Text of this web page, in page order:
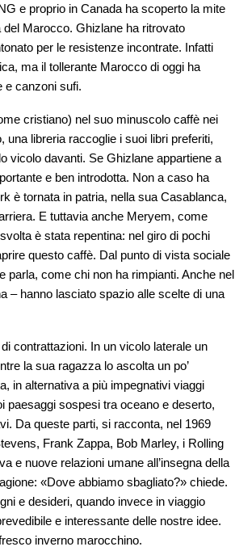
e proprio in Canada ha scoperto la mite
del Marocco. Ghizlane ha ritrovato
per le resistenze incontrate. Infatti
ma il tollerante Marocco di oggi ha
e canzoni sufi.
cristiano) nel suo minuscolo caffè nei
libreria raccoglie i suoi libri preferiti,
vicolo davanti. Se Ghizlane appartiene a
e ben introdotta. Non a caso ha
è tornata in patria, nella sua Casablanca,
E tuttavia anche Meryem, come
è stata repentina: nel giro di pochi
questo caffè. Dal punto di vista sociale
come chi non ha rimpianti. Anche nel
– hanno lasciato spazio alle scelte di una
contrattazioni. In un vicolo laterale un
la sua ragazza lo ascolta un po’
in alternativa a più impegnativi viaggi
paesaggi sospesi tra oceano e deserto,
Da queste parti, si racconta, nel 1969
Frank Zappa, Bob Marley, i Rolling
e nuove relazioni umane all’insegna della
«Dove abbiamo sbagliato?» chiede.
e desideri, quando invece in viaggio
e interessante delle nostre idee.
inverno marocchino.